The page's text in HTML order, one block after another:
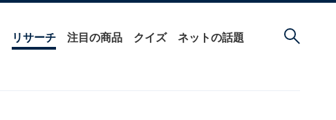
リサーチ 注目の商品 クイズ ネットの話題